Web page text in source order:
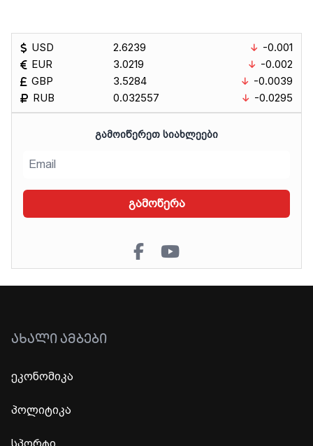
USD
EUR
GBP
RUB
2.6239
3.0219
3.5284
0.032557
-0.001
-0.002
-0.0039
-0.0295
ᲒᲐᲛᲝᲘᲬᲔᲠᲔᲗ ᲡᲘᲐᲮᲚᲔᲔᲑᲘ
გამოწერა
ᲐᲮᲐᲚᲘ ᲐᲛᲑᲔᲑᲘ
ეკონომიკა
პოლიტიკა